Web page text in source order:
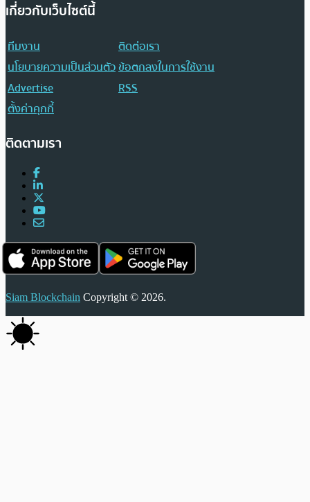
เกี่ยวกับเว็บไซต์นี้
ทีมงาน
ติดต่อเรา
นโยบายความเป็นส่วนตัวข้อตกลงในการใช้งาน
Advertise
RSS
ตั้งค่าคุกกี้
ติดตามเรา
Siam Blockchain Copyright © 2026.